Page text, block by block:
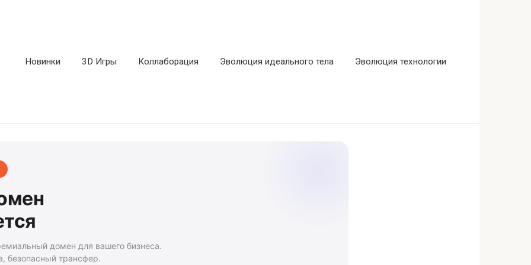
Новинки 3D Игры Коллаборация Эволюция идеального тела Эволюция технологии
домен для вашего бизнеса.
безопасный трансфер.